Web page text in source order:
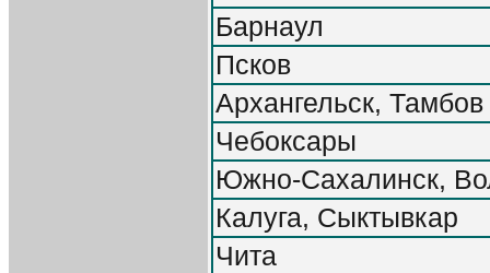
Барнаул
Псков
Архангельск, Тамбов
Чебоксары
Южно-Сахалинск,
Калуга, Сыктывкар
Чита